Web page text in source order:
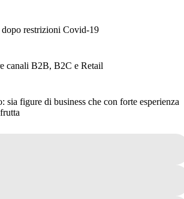
restrizioni Covid-19
canali B2B, B2C e Retail
sia figure di business che con forte esperienza